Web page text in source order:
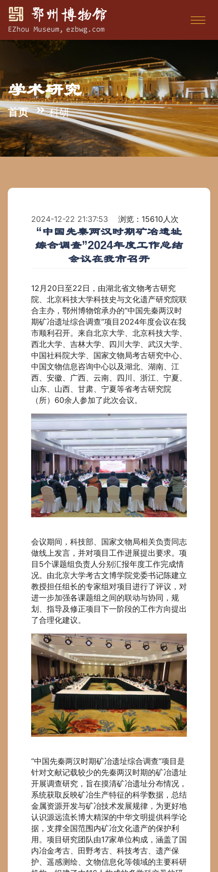
学术研究
首页 科研
2024-12-22 21:37:53 浏览：15610人次
“中国先秦两汉时期矿冶遗址
综合调查”2024年度工作总结
会议在我市召开
12月20日至22日，由湖北省文物考古研究
院、北京科技大学科技史与文化遗产研究院联
合主办，鄂州博物馆承办的“中国先秦两汉时
期矿冶遗址综合调查”项目2024年度会议在我
市顺利召开。来自北京大学、北京科技大学、
西北大学、吉林大学、四川大学、武汉大学、
中国社科院大学、国家文物局考古研究中心、
中国文物信息咨询中心以及湖北、湖南、江
西、安徽、广西、云南、四川、浙江、宁夏、
山东、山西、甘肃、宁夏等省考古研究院
（所）60余人参加了此次会议。
会议期间，科技部、国家文物局相关负责同志
做线上发言，并对项目工作进展提出要求。项
目5个课题组负责人分别汇报年度工作完成情
况。由北京大学考古文博学院党委书记陈建立
教授担任组长的专家组对项目进行了评议，对
进一步加强各课题组之间的联动与协同，规
划、指导及修正项目下一阶段的工作方向提出
了合理化建议。
“中国先秦两汉时期矿冶遗址综合调查”项目是
针对文献记载较少的先秦两汉时期的矿冶遗址
开展调查研究，旨在摸清矿冶遗址分布情况，
系统获取反映矿冶生产特征的科学数据，总结
金属资源开发与矿冶技术发展规律，为更好地
认识源远流长博大精深的中华文明提供科学论
据，支撑全国范围内矿冶文化遗产的保护利
用。项目研究团队由17家单位构成，涵盖了国
内冶金考古、田野考古、科技考古、遗产保
护、遥感测绘、文物信息化等领域的主要科研